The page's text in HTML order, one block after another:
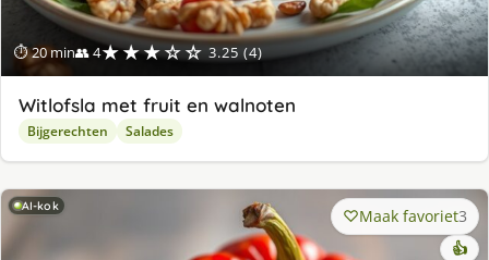
⏱ 20 min👥 4★★★☆☆ 3.25 (4)
Witlofsla met fruit en walnoten
Bijgerechten Salades
AI-kok Maak favoriet3
👍